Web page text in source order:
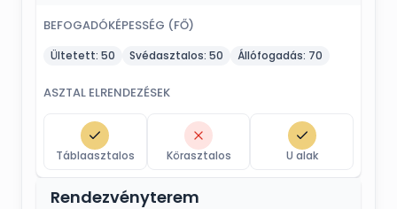
BEFOGADÓKÉPESSÉG (FŐ)
Ültetett: 50 Svédasztalos: 50 Állófogadás: 70
ASZTAL ELRENDEZÉSEK
Táblaasztalos Körasztalos U alak
Rendezvényterem